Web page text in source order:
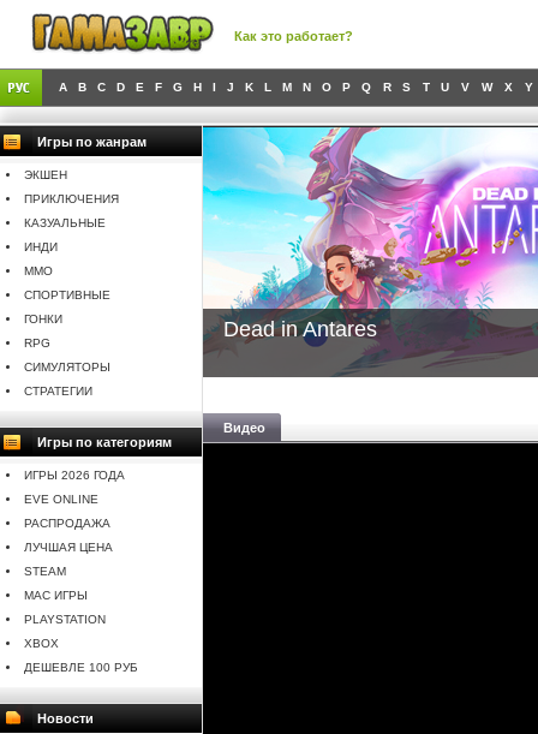
Как это работает?
A B C D E F G H I J K L M N O P Q R S T U V W X Y
Игры по жанрам
ЭКШЕН
ПРИКЛЮЧЕНИЯ
КАЗУАЛЬНЫЕ
ИНДИ
MMO
СПОРТИВНЫЕ
ГОНКИ
RPG
СИМУЛЯТОРЫ
СТРАТЕГИИ
Игры по категориям
ИГРЫ 2026 ГОДА
EVE ONLINE
РАСПРОДАЖА
ЛУЧШАЯ ЦЕНА
STEAM
MAC ИГРЫ
PLAYSTATION
XBOX
ДЕШЕВЛЕ 100 РУБ
Новости
Dead in Antares
Видео